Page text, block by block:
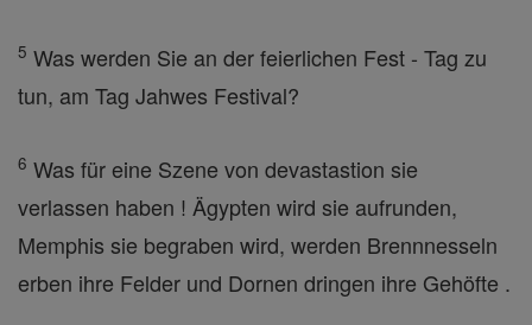
5 Was werden Sie an der feierlichen Fest - Tag zu
tun, am Tag Jahwes Festival?
6 Was für eine Szene von devastastion sie
verlassen haben ! Ägypten wird sie aufrunden,
Memphis sie begraben wird, werden Brennnesseln
erben ihre Felder und Dornen dringen ihre Gehöfte .